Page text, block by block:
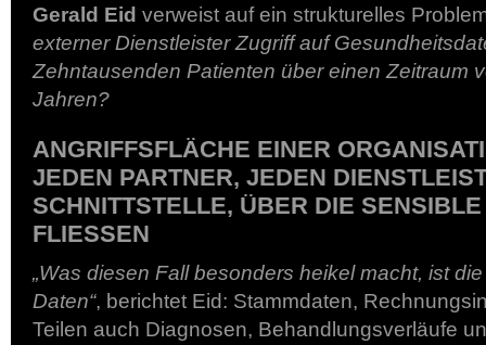
Gerald Eid verweist auf ein strukturelles
externer Dienstleister Zugriff auf
Zehntausenden Patienten über einen Zeitraum
Jahren?
ANGRIFFSFLÄCHE EINER
JEDEN PARTNER, JEDEN
SCHNITTSTELLE, ÜBER DIE
FLIESSEN
„Was diesen Fall besonders heikel macht, ist
Daten“, berichtet Eid: Stammdaten,
Teilen auch Diagnosen, Behandlungsverläufe